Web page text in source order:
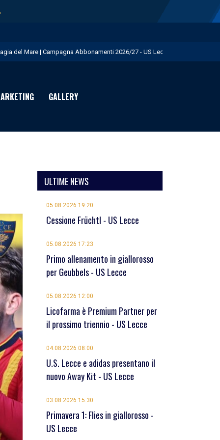
del Mare | Campagna Abbonamenti 2026/27 - US Lecce
istituzionale al Via del Mare - US Lecce
Burnete - US Lecce
GALLERY
ULTIME NEWS
05.08.2026 19:20
Cessione Früchtl - US Lecce
05.08.2026 17:23
Primo allenamento in giallorosso
per Geubbels - US Lecce
05.08.2026 12:00
Licofarma è Premium Partner per
il prossimo triennio - US Lecce
04.08.2026 08:00
U.S. Lecce e adidas presentano il
nuovo Away Kit - US Lecce
03.08.2026 15:30
Primavera 1: Flies in giallorosso -
US Lecce